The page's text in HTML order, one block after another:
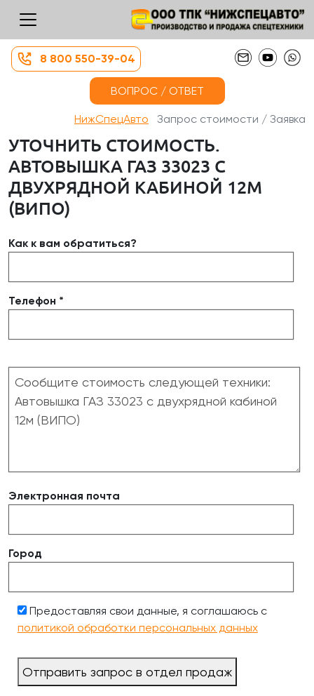
8 800 550-39-04
ВОПРОС / ОТВЕТ
НижСпецАвто Запрос стоимости / Заявка
УТОЧНИТЬ СТОИМОСТЬ.
АВТОВЫШКА ГАЗ 33023 С
ДВУХРЯДНОЙ КАБИНОЙ 12М
(ВИПО)
Как к вам обратиться?
Телефон *
Электронная почта
Город
Предоставляя свои данные, я соглашаюсь с
политикой обработки персональных данных
Отправить запрос в отдел продаж